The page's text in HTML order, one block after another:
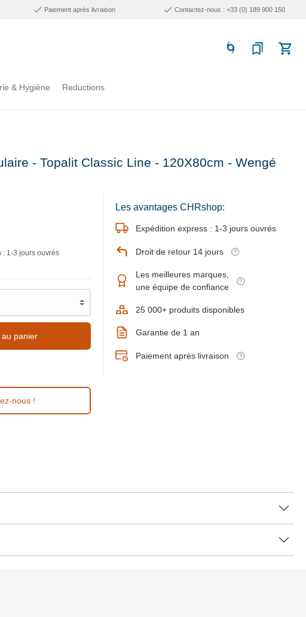
Paiement après livraison Contactez-nous : +33 (0) 189 900 150
& Hygiène Reductions
- Topalit Classic Line - 120X80cm - Wengé
: 1-3 jours ouvrés
panier
nous !
Les avantages CHRshop:
Expédition express : 1-3 jours ouvrés
Droit de retour 14 jours
Les meilleures marques,
une équipe de confiance
25 000+ produits disponibles
Garantie de 1 an
Paiement après livraison